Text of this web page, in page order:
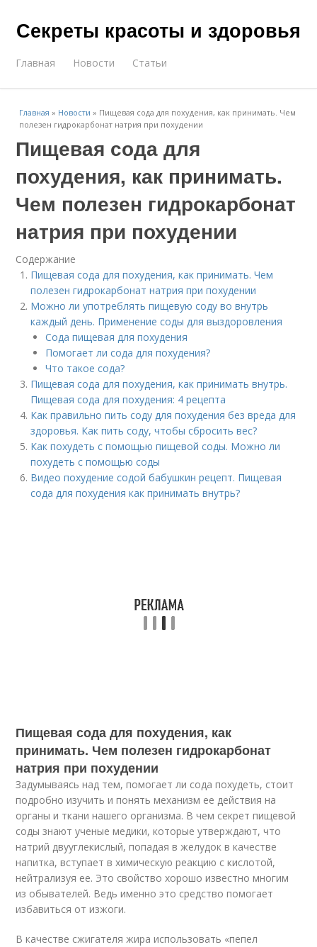
Секреты красоты и здоровья
Главная Новости Статьи
Главная » Новости » Пищевая сода для похудения, как принимать. Чем
полезен гидрокарбонат натрия при похудении
Пищевая сода для
похудения, как принимать.
Чем полезен гидрокарбонат
натрия при похудении
Содержание
Пищевая сода для похудения, как принимать. Чем
полезен гидрокарбонат натрия при похудении
Можно ли употреблять пищевую соду во внутрь
каждый день. Применение соды для выздоровления
Сода пищевая для похудения
Помогает ли сода для похудения?
Что такое сода?
Пищевая сода для похудения, как принимать внутрь.
Пищевая сода для похудения: 4 рецепта
Как правильно пить соду для похудения без вреда для
здоровья. Как пить соду, чтобы сбросить вес?
Как похудеть с помощью пищевой соды. Можно ли
похудеть с помощью соды
Видео похудение содой бабушкин рецепт. Пищевая
сода для похудения как принимать внутрь?
Пищевая сода для похудения, как
принимать. Чем полезен гидрокарбонат
натрия при похудении
Задумываясь над тем, помогает ли сода похудеть, стоит
подробно изучить и понять механизм ее действия на
органы и ткани нашего организма. В чем секрет пищевой
соды знают ученые медики, которые утверждают, что
натрий двууглекислый, попадая в желудок в качестве
напитка, вступает в химическую реакцию с кислотой,
нейтрализуя ее. Это свойство хорошо известно многим
из обывателей. Ведь именно это средство помогает
избавиться от изжоги.
В качестве сжигателя жира использовать «пепел